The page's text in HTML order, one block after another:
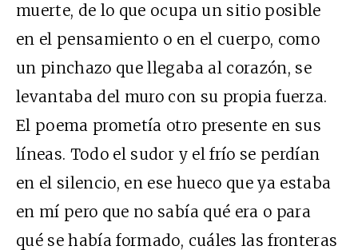
muerte, de lo que ocupa un sitio posible
en el pensamiento o en el cuerpo, como
un pinchazo que llegaba al corazón, se
levantaba del muro con su propia fuerza.
El poema prometía otro presente en sus
líneas. Todo el sudor y el frío se perdían
en el silencio, en ese hueco que ya estaba
en mí pero que no sabía qué era o para
qué se había formado, cuáles las fronteras